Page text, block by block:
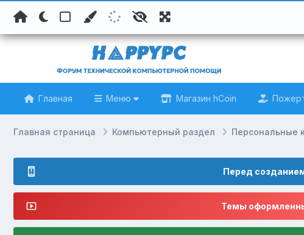
Главная Меню Магазин hCoin
Главная страница Компьютерный раздел Персональные
Перед
Темы